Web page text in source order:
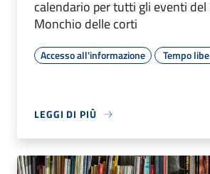
calendario per tutti gli eventi
Monchio delle corti
Accesso all'informazione Tempo
LEGGI DI PIÙ